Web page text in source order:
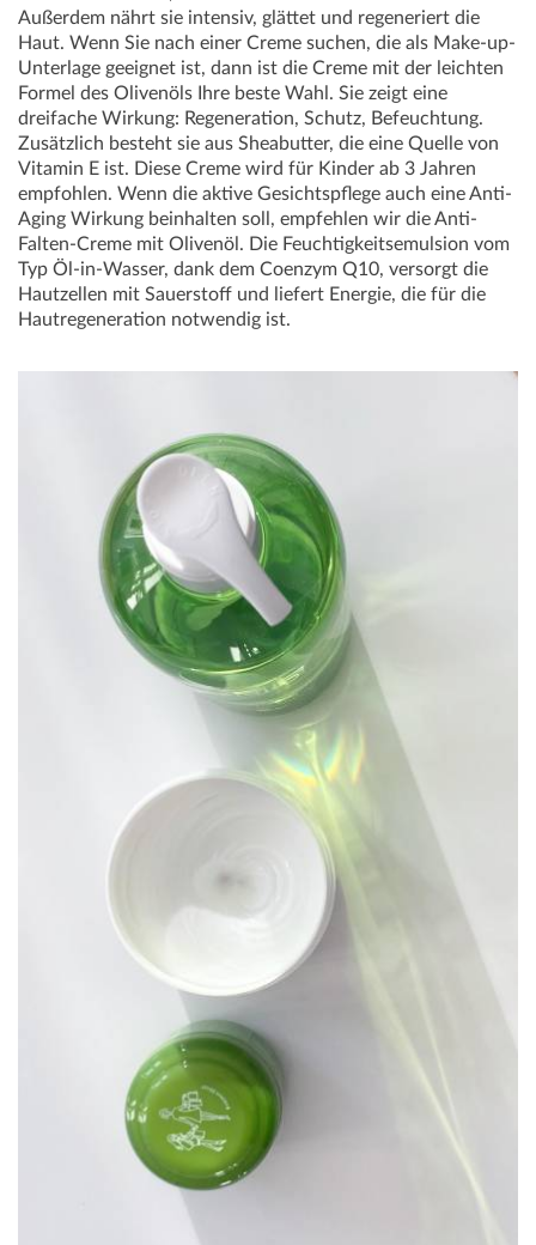
Außerdem nährt sie intensiv, glättet und regeneriert die
Haut. Wenn Sie nach einer Creme suchen, die als Make-up-
Unterlage geeignet ist, dann ist die Creme mit der leichten
Formel des Olivenöls Ihre beste Wahl. Sie zeigt eine
dreifache Wirkung: Regeneration, Schutz, Befeuchtung.
Zusätzlich besteht sie aus Sheabutter, die eine Quelle von
Vitamin E ist. Diese Creme wird für Kinder ab 3 Jahren
empfohlen. Wenn die aktive Gesichtspflege auch eine Anti-
Aging Wirkung beinhalten soll, empfehlen wir die Anti-
Falten-Creme mit Olivenöl. Die Feuchtigkeitsemulsion vom
Typ Öl-in-Wasser, dank dem Coenzym Q10, versorgt die
Hautzellen mit Sauerstoff und liefert Energie, die für die
Hautregeneration notwendig ist.